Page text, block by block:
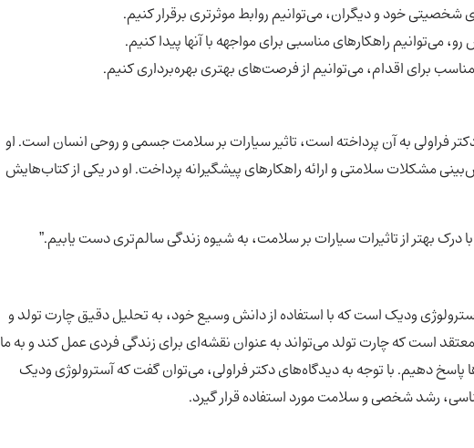
شخصیتی خود و دیگران، می‌توانیم روابط موثرتری برقرار کنیم.
می‌توانیم راهکارهای مناسبی برای مواجهه با آنها پیدا کنیم.
برای اقدام، می‌توانیم از فرصت‌های بهتری بهره‌برداری کنیم.
فراولی به آن پرداخته است، تاثیر سیارات بر سلامت جسمی و روحی انسان است. او
مشکلات سلامتی و ارائه راهکارهای پیشگیرانه پرداخت. او در یکی از کتاب‌هایش
درک بهتر از تاثیرات سیارات بر سلامت، به شیوه زندگی سالم‌تری دست یابیم.”
ودیک است که با استفاده از دانش وسیع خود، به تحلیل دقیق چارت تولد و
است که چارت تولد می‌تواند به عنوان نقشه‌ای برای زندگی فردی عمل کند و به ما
دهیم. با توجه به دیدگاه‌های دکتر فراولی، می‌توان گفت که آسترولوژی ودیک
رشد شخصی و سلامت مورد استفاده قرار گیرد.